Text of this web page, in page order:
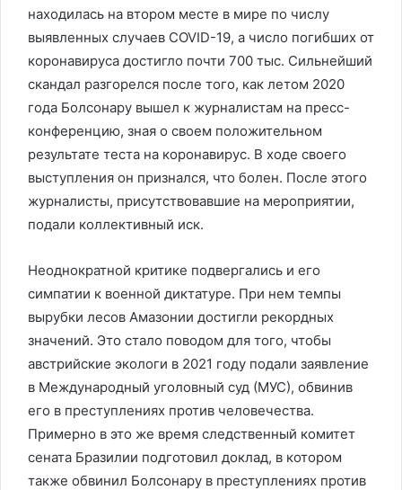
находилась на втором месте в мире по числу
выявленных случаев COVID-19, а число погибших от
коронавируса достигло почти 700 тыс. Сильнейший
скандал разгорелся после того, как летом 2020
года Болсонару вышел к журналистам на пресс-
конференцию, зная о своем положительном
результате теста на коронавирус. В ходе своего
выступления он признался, что болен. После этого
журналисты, присутствовавшие на мероприятии,
подали коллективный иск.
Неоднократной критике подвергались и его
симпатии к военной диктатуре. При нем темпы
вырубки лесов Амазонии достигли рекордных
значений. Это стало поводом для того, чтобы
австрийские экологи в 2021 году подали заявление
в Международный уголовный суд (МУС), обвинив
его в преступлениях против человечества.
Примерно в это же время следственный комитет
сената Бразилии подготовил доклад, в котором
также обвинил Болсонару в преступлениях против